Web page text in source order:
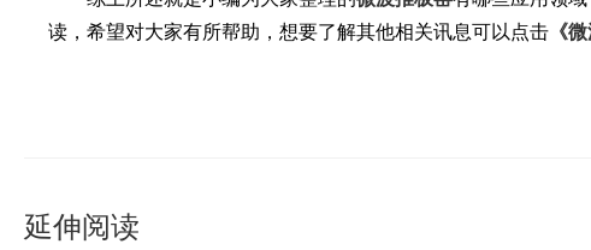
读，希望对大家有所帮助，想要了解其他相关讯息可以点击《微
延伸阅读